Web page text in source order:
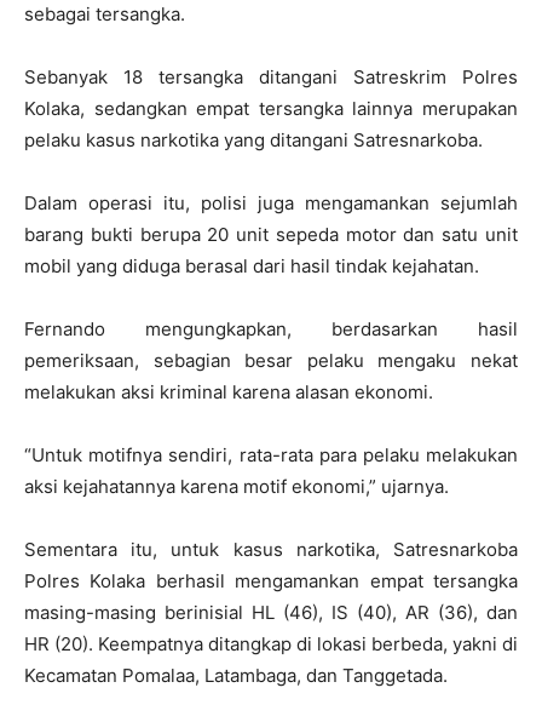
sebagai tersangka.
Sebanyak 18 tersangka ditangani Satreskrim Polres
Kolaka, sedangkan empat tersangka lainnya merupakan
pelaku kasus narkotika yang ditangani Satresnarkoba.
Dalam operasi itu, polisi juga mengamankan sejumlah
barang bukti berupa 20 unit sepeda motor dan satu unit
mobil yang diduga berasal dari hasil tindak kejahatan.
Fernando mengungkapkan, berdasarkan hasil
pemeriksaan, sebagian besar pelaku mengaku nekat
melakukan aksi kriminal karena alasan ekonomi.
“Untuk motifnya sendiri, rata-rata para pelaku melakukan
aksi kejahatannya karena motif ekonomi,” ujarnya.
Sementara itu, untuk kasus narkotika, Satresnarkoba
Polres Kolaka berhasil mengamankan empat tersangka
masing-masing berinisial HL (46), IS (40), AR (36), dan
HR (20). Keempatnya ditangkap di lokasi berbeda, yakni di
Kecamatan Pomalaa, Latambaga, dan Tanggetada.